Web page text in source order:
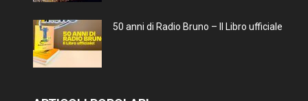
50 anni di Radio Bruno – Il Libro ufficiale